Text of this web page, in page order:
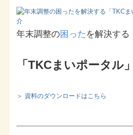
年末調整の困った を解決する
「TKCまいポータル
＞ 資料のダウンロードはこちら